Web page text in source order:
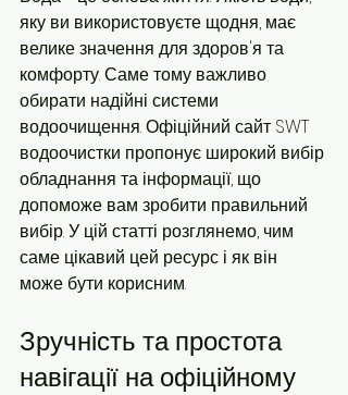
яку ви використовуєте щодня, має
велике значення для здоров'я та
комфорту. Саме тому важливо
обирати надійні системи
водоочищення. Офіційний сайт SWT
водоочистки пропонує широкий вибір
обладнання та інформації, що
допоможе вам зробити правильний
вибір. У цій статті розглянемо, чим
саме цікавий цей ресурс і як він
може бути корисним.
Зручність та простота
навігації на офіційному